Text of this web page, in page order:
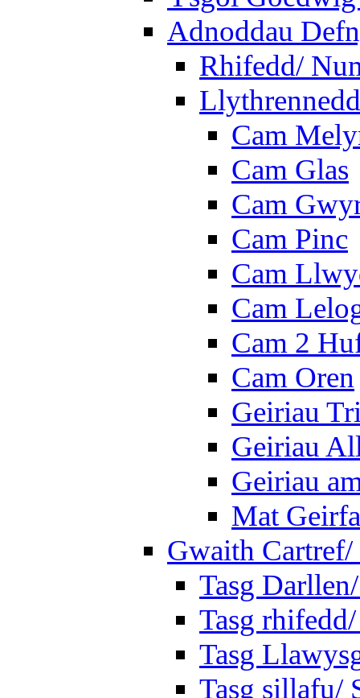
Adnoddau
Rhifedd/
Cam
Cam Glas
Cam
Cam Pinc
Cam
Cam
Cam 2
Cam Oren
Geiriau
Geiriau
Geiriau
Mat
Gwaith
Tasg
Tasg
Tasg
Tasg sillafu/